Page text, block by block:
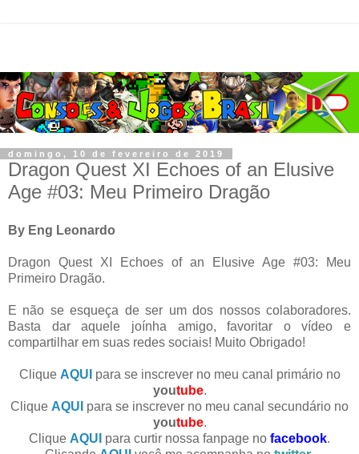
domingo, 10 de fevereiro de 2019
Dragon Quest XI Echoes of an Elusive
Age #03: Meu Primeiro Dragão
By Eng Leonardo
Dragon Quest XI Echoes of an Elusive Age #03: Meu
Primeiro Dragão.
E não se esqueça de ser um dos nossos colaboradores.
Basta dar aquele joínha amigo, favoritar o vídeo e
compartilhar em suas redes sociais! Muito Obrigado!
Clique AQUI para se inscrever no meu canal primário no
youtube.
Clique AQUI para se inscrever no meu canal secundário no
youtube.
Clique AQUI para curtir nossa fanpage no facebook.